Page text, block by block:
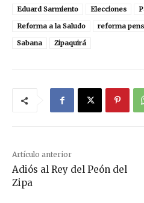
Eduard Sarmiento
Elecciones
Reforma a la Saludo
reforma
Sabana
Zipaquirá
Artículo anterior
Adiós al Rey del Peón del
Zipa